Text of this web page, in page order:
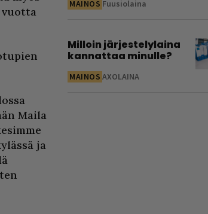
vuotta
Maila
ja
MAINOS Fuusiolaina
Milloin järjestelylaina
kannattaa minulle?
MAINOS AXOLAINA